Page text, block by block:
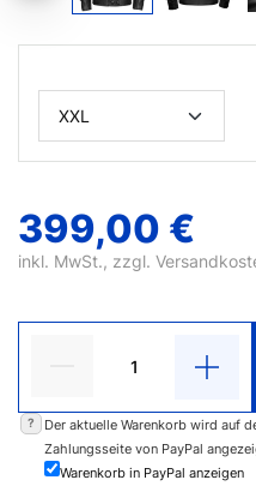
399,00 €
inkl. MwSt., zzgl.
?
Der aktuelle Warenkorb wird auf
Zahlungsseite von PayPal
Warenkorb in PayPal anzeigen